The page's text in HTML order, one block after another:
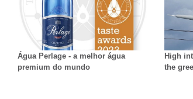
Água Perlage - a melhor água
premium do mundo
High
the